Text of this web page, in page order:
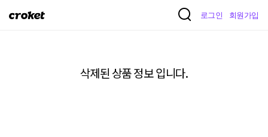
크
로그인 회원가입
삭제된 상품 정보 입니다.